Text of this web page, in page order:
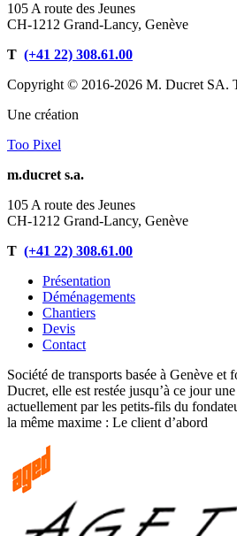
105 A route des Jeunes
CH-1212 Grand-Lancy, Genève
T (+41 22) 308.61.00
Copyright © 2016-2026 M. Ducret SA.
Une création
Too Pixel
m.ducret s.a.
105 A route des Jeunes
CH-1212 Grand-Lancy, Genève
T (+41 22) 308.61.00
Présentation
Déménagements
Chantiers
Devis
Contact
Société de transports basée à Genève et
Ducret, elle est restée jusqu’à ce jour
actuellement par les petits-fils du
la même maxime : Le client d’abord